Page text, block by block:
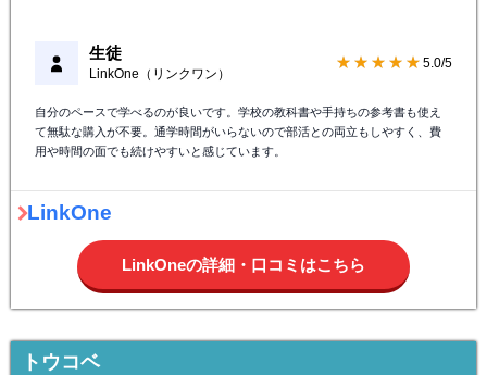
生徒
LinkOne（リンクワン）
★★★★★ 5.0/5
自分のペースで学べるのが良いです。学校の教科書や手持ちの参考書も使え
て無駄な購入が不要。通学時間がいらないので部活との両立もしやすく、費
用や時間の面でも続けやすいと感じています。
LinkOne
LinkOneの詳細・口コミはこちら
トウコベ